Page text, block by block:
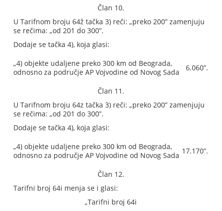
Član 10.
U Tarifnom broju 64ž tačka 3) reči: „preko 200” zamenjuju
se rečima: „od 201 do 300”.
Dodaje se tačka 4), koja glasi:
„4) objekte udaljene preko 300 km od Beograda,
odnosno za područje AP Vojvodine od Novog Sada
6.060”.
Član 11.
U Tarifnom broju 64z tačka 3) reči: „preko 200” zamenjuju
se rečima: „od 201 do 300”.
Dodaje se tačka 4), koja glasi:
„4) objekte udaljene preko 300 km od Beograda,
odnosno za područje AP Vojvodine od Novog Sada 17.170”.
Član 12.
Tarifni broj 64i menja se i glasi:
„Tarifni broj 64i